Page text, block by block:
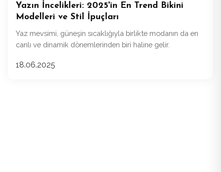
Yazın İncelikleri: 2025'in En Trend Bikini
Modelleri ve Stil İpuçları
Yaz mevsimi, güneşin sıcaklığıyla birlikte modanın da en
canlı ve dinamik dönemlerinden biri haline gelir.
18.06.2025